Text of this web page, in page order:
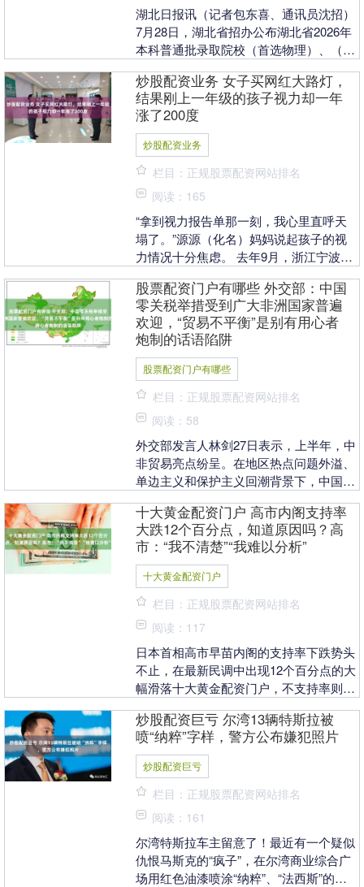
湖北日报讯（记者包东喜、通讯员沈招）
7月28日，湖北省招办公布湖北省2026年
本科普通批录取院校（首选物理）、（首
2026年技....
炒股配资业务 女子买网红大路灯，
结果刚上一年级的孩子视力却一年
涨了200度
炒股配资业务
栏目：正规股票配资网站排名
阅读：165
“拿到视力报告单那一刻，我心里直呼天
塌了。”源源（化名）妈妈说起孩子的视
力情况十分焦虑。 去年9月，浙江宁波的
书、写作业等近....
股票配资门户有哪些 外交部：中国
零关税举措受到广大非洲国家普遍
欢迎，“贸易不平衡”是别有用心者
炮制的话语陷阱
股票配资门户有哪些
栏目：正规股票配资网站排名
阅读：58
外交部发言人林剑27日表示，上半年，中
非贸易亮点纷呈。在地区热点问题外溢、
单边主义和保护主义回潮背景下，中国以
配资门户有哪些....
十大黄金配资门户 高市内阁支持率
大跌12个百分点，知道原因吗？高
市：“我不清楚”“我难以分析”
十大黄金配资门户
栏目：正规股票配资网站排名
阅读：117
日本首相高市早苗内阁的支持率下跌势头
不止，在最新民调中出现12个百分点的大
幅滑落十大黄金配资门户，不支持率则大
布的民调结....
炒股配资巨亏 尔湾13辆特斯拉被
喷“纳粹”字样，警方公布嫌犯照片
炒股配资巨亏
栏目：正规股票配资网站排名
阅读：161
尔湾特斯拉车主留意了！最近有一个疑似
仇恨马斯克的“疯子”，在尔湾商业综合广
场用红色油漆喷涂“纳粹”、“法西斯”的字